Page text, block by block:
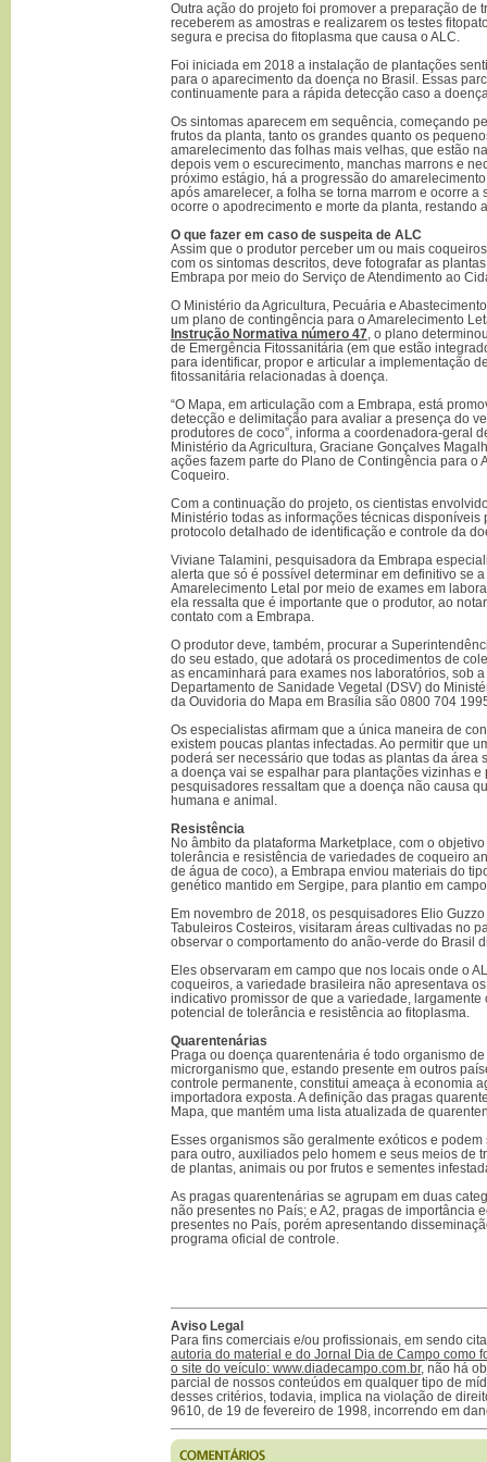
Outra ação do projeto foi promover a preparação de
receberem as amostras e realizarem os testes
segura e precisa do fitoplasma que causa o ALC.
Foi iniciada em 2018 a instalação de plantações
para o aparecimento da doença no Brasil. Essas
continuamente para a rápida detecção caso a
Os sintomas aparecem em sequência, começando
frutos da planta, tanto os grandes quanto os
amarelecimento das folhas mais velhas, que estão
depois vem o escurecimento, manchas marrons e
próximo estágio, há a progressão do
após amarelecer, a folha se torna marrom e ocorre a
ocorre o apodrecimento e morte da planta, restando
O que fazer em caso de suspeita de ALC
Assim que o produtor perceber um ou mais
com os sintomas descritos, deve fotografar as
Embrapa por meio do Serviço de Atendimento ao
O Ministério da Agricultura, Pecuária e
um plano de contingência para o Amarelecimento
Instrução Normativa número 47 , o plano
de Emergência Fitossanitária (em que estão
para identificar, propor e articular a implementação
fitossanitária relacionadas à doença.
“O Mapa, em articulação com a Embrapa, está
detecção e delimitação para avaliar a presença do
produtores de coco”, informa a coordenadora-geral
Ministério da Agricultura, Graciane Gonçalves
ações fazem parte do Plano de Contingência para o
Coqueiro.
Com a continuação do projeto, os cientistas
Ministério todas as informações técnicas disponíveis
protocolo detalhado de identificação e controle da
Viviane Talamini, pesquisadora da Embrapa
alerta que só é possível determinar em definitivo se
Amarelecimento Letal por meio de exames em
ela ressalta que é importante que o produtor, ao
contato com a Embrapa.
O produtor deve, também, procurar a
do seu estado, que adotará os procedimentos de
as encaminhará para exames nos laboratórios, sob
Departamento de Sanidade Vegetal (DSV) do
da Ouvidoria do Mapa em Brasília são 0800 704
Os especialistas afirmam que a única maneira de
existem poucas plantas infectadas. Ao permitir que
poderá ser necessário que todas as plantas da área
a doença vai se espalhar para plantações vizinhas e
pesquisadores ressaltam que a doença não causa
humana e animal.
Resistência
No âmbito da plataforma Marketplace, com o
tolerância e resistência de variedades de coqueiro
de água de coco), a Embrapa enviou materiais do
genético mantido em Sergipe, para plantio em
Em novembro de 2018, os pesquisadores Elio
Tabuleiros Costeiros, visitaram áreas cultivadas no
observar o comportamento do anão-verde do Brasil
Eles observaram em campo que nos locais onde o
coqueiros, a variedade brasileira não apresentava
indicativo promissor de que a variedade,
potencial de tolerância e resistência ao fitoplasma.
Quarentenárias
Praga ou doença quarentenária é todo organismo
microrganismo que, estando presente em outros
controle permanente, constitui ameaça à economia
importadora exposta. A definição das pragas
Mapa, que mantém uma lista atualizada de
Esses organismos são geralmente exóticos e
para outro, auxiliados pelo homem e seus meios de
de plantas, animais ou por frutos e sementes
As pragas quarentenárias se agrupam em duas
não presentes no País; e A2, pragas de importância
presentes no País, porém apresentando
programa oficial de controle.
Aviso Legal
Para fins comerciais e/ou profissionais, em sendo
autoria do material e do Jornal Dia de Campo como
o site do veículo: www.diadecampo.com.br, não há
parcial de nossos conteúdos em qualquer tipo de
desses critérios, todavia, implica na violação de
9610, de 19 de fevereiro de 1998, incorrendo em